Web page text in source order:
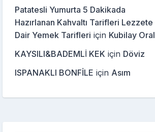
Patatesli Yumurta 5 Dakikada
Hazırlanan Kahvaltı Tarifleri Lezzete
Dair Yemek Tarifleri için Kubilay Oral
KAYSILI&BADEMLİ KEK için Döviz
ISPANAKLI BONFİLE için Asım